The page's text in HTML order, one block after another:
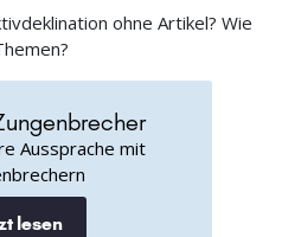
ohne Artikel? Wie
Aussprache mit
lesen